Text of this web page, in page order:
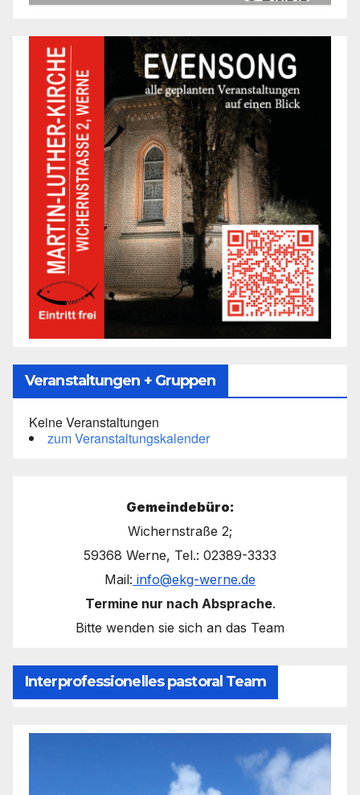
Veranstaltungen + Gruppen
Keine Veranstaltungen
zum Veranstaltungskalender
Gemeindebüro:
Wichernstraße 2;
59368 Werne, Tel.: 02389-3333
Mail: info@ekg-werne.de
Termine nur nach Absprache.
Bitte wenden sie sich an das Team
Interprofessionelles pastoral Team